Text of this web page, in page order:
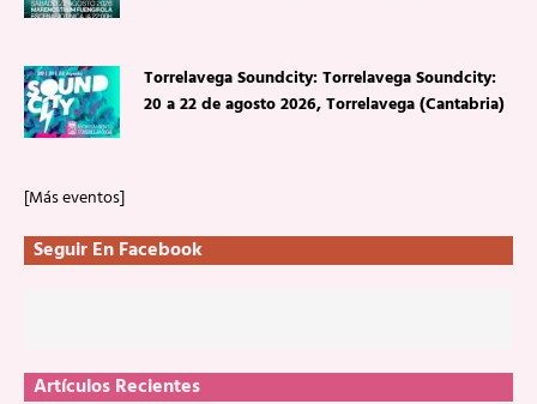
Torrelavega Soundcity: Torrelavega Soundcity:
20 a 22 de agosto 2026, Torrelavega (Cantabria)
[Más eventos]
Seguir En Facebook
Artículos Recientes